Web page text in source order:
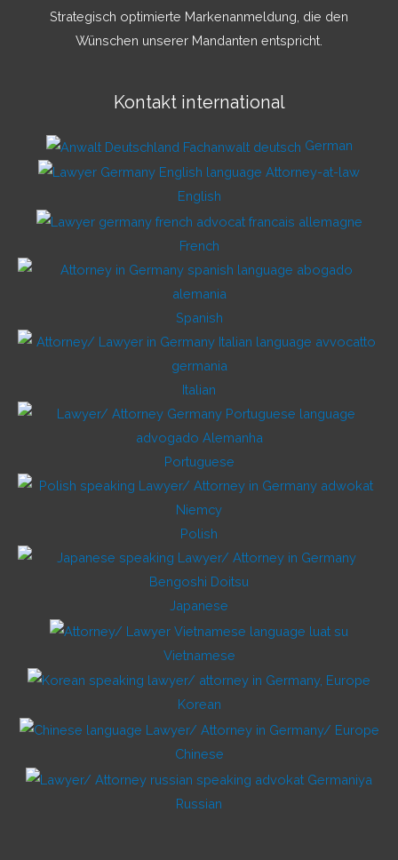
Strategisch optimierte Markenanmeldung, die den
Wünschen unserer Mandanten entspricht.
Kontakt international
German
English
French
Spanish
Italian
Portuguese
Polish
Japanese
Vietnamese
Korean
Chinese
Russian